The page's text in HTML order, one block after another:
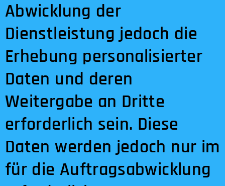
Abwicklung der
Dienstleistung jedoch die
Erhebung personalisierter
Daten und deren
Weitergabe an Dritte
erforderlich sein. Diese
Daten werden jedoch nur im
für die Auftragsabwicklung